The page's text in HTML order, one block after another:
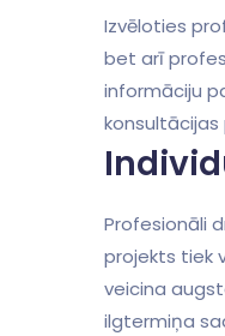
Izvēloties
bet arī
informāciju
konsultācijas
Profesionāli
projekts tiek
veicina
ilgtermiņa